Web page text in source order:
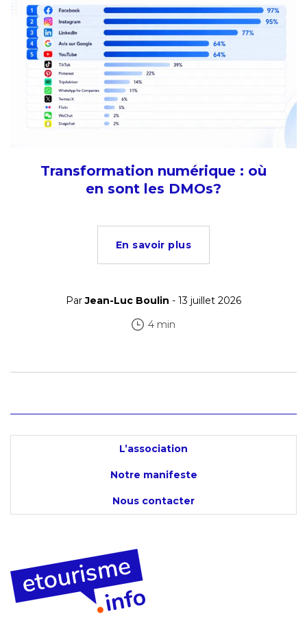
Transformation numérique : où
en sont les DMOs?
En savoir plus
ParJean-Luc Boulin - 13 juillet 2026
4 min
L’association
Notre manifeste
Nous contacter